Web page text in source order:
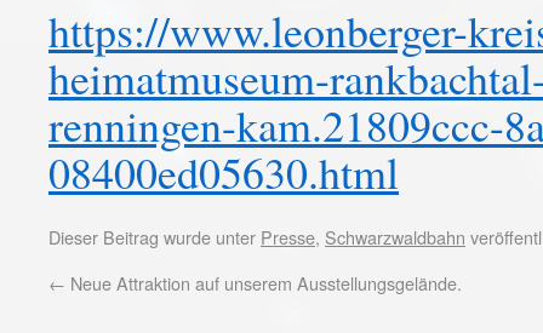
https://www.leonberger-
heimatmuseum-
renningen-kam.21809ccc-
08400ed05630.html
Dieser Beitrag wurde unter Presse, Schwarzwaldbahn
← Neue Attraktion auf unserem Ausstellungsgelände.